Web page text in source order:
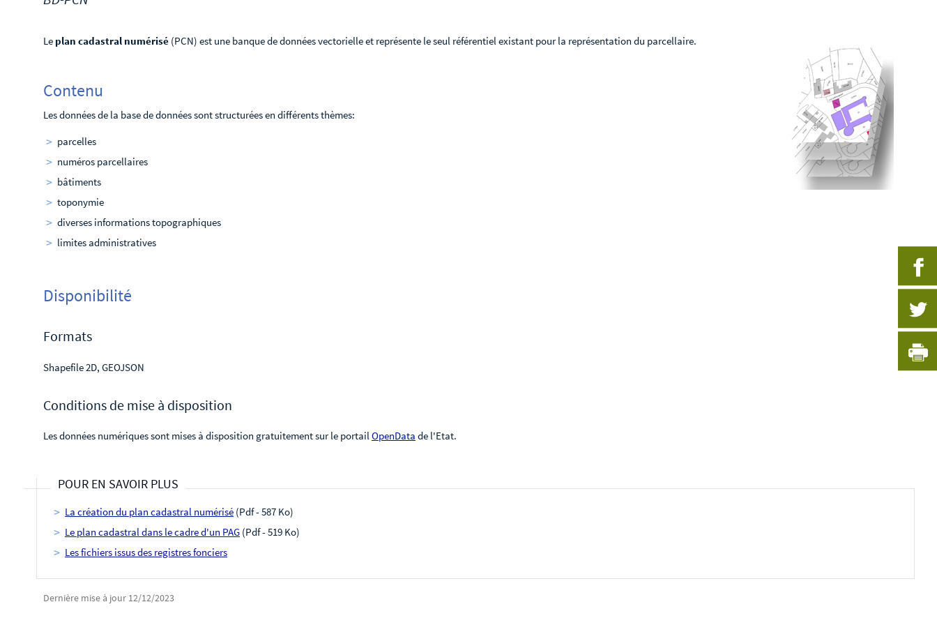
Le plan cadastral numérisé (PCN) est une banque de données vectorielle et représente le seul référentiel existant pour la représentation du parcellaire.
Contenu
Les données de la base de données sont structurées en différents thèmes:
parcelles
numéros parcellaires
bâtiments
toponymie
diverses informations topographiques
limites administratives
Disponibilité
Formats
Shapefile 2D, GEOJSON
Conditions de mise à disposition
Les données numériques sont mises à disposition gratuitement sur le portailOpenData de l'Etat.
POUR EN SAVOIR PLUS
La création du plan cadastral numérisé (Pdf - 587 Ko)
Le plan cadastral dans le cadre d'un PAG (Pdf - 519 Ko)
Les fichiers issus des registres fonciers
Dernière mise à jour 12/12/2023